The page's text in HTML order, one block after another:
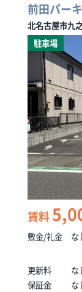
前田パー
北名古屋市九
駐車場
賃料
敷金/礼金 な
更新料
な
保証金
な